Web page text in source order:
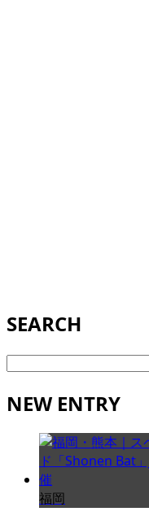
SEARCH
検
NEW ENTRY
福岡